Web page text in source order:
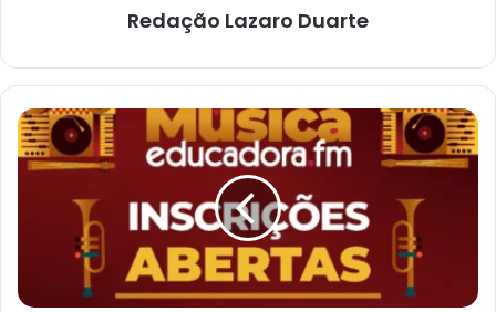
Redação Lazaro Duarte
Inscrições
para
Educadora